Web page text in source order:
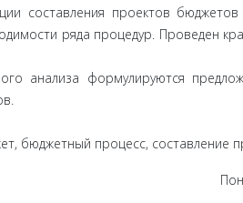
составления проектов
ряда процедур. Проведен
анализа формулируются
бюджетный процесс, составление